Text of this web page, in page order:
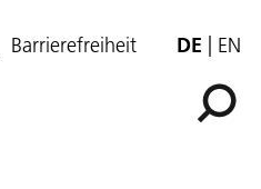
Barrierefreiheit DE EN